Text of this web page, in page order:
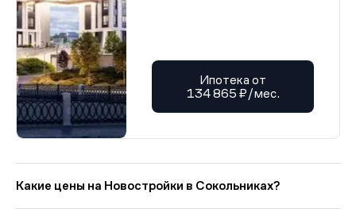
Ипотека от
134 865 ₽/мес.
Какие цены на Новостройки в Сокольниках?